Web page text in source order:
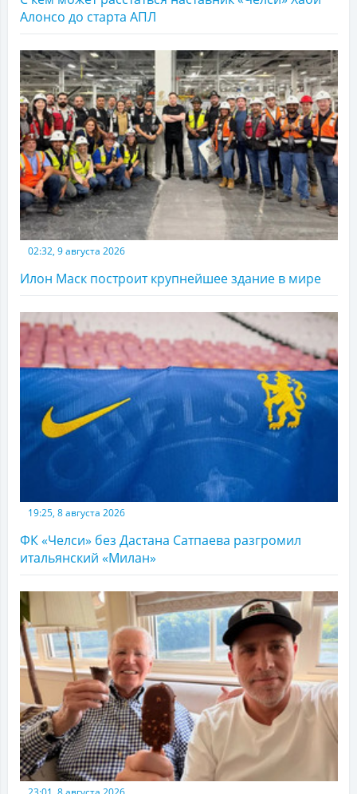
Алонсо до старта АПЛ
02:32, 9 августа 2026
Илон Маск построит крупнейшее здание в мире
19:25, 8 августа 2026
ФК «Челси» без Дастана Сатпаева разгромил
итальянский «Милан»